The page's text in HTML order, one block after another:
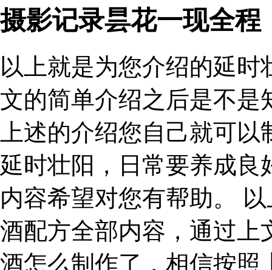
摄影记录昙花一现全程
以上就是为您介绍的延
文的简单介绍之后是不是
上述的介绍您自己就可
延时壮阳，日常要养成良
内容希望对您有帮助。
酒配方全部内容，通过上
酒怎么制作了，相信按照